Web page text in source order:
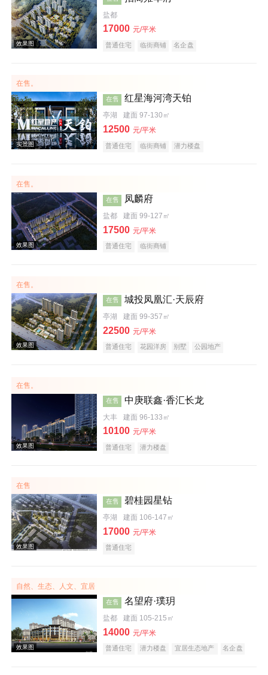
效果图
盐都
17000 元/平米
普通住宅 临街商铺 名企盘
在售。
实景图
在售 红星海河湾天铂
亭湖 建面 97-130㎡
12500 元/平米
普通住宅 临街商铺 潜力楼盘
在售。
效果图
在售 凤麟府
盐都 建面 99-127㎡
17500 元/平米
普通住宅 临街商铺
在售。
效果图
在售 城投凤凰汇·天辰府
亭湖 建面 99-357㎡
22500 元/平米
普通住宅 花园洋房 别墅
公园地产
在售。
在售 中庚联鑫·香汇长龙
大丰 建面 96-133㎡
10100 元/平米
普通住宅 潜力楼盘
在售
在售 碧桂园星钻
亭湖 建面 106-147㎡
17000 元/平米
普通住宅
自然、生态、人文、宜居
在售 名望府·璞玥
盐都 建面 105-215㎡
14000 元/平米
普通住宅 潜力楼盘 宜居生态地产
名企盘